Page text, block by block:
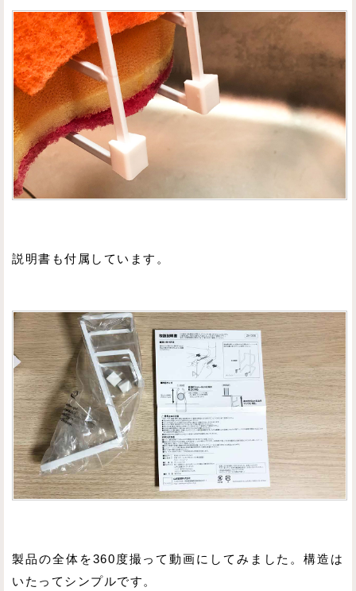
説明書も付属しています。
製品の全体を360度撮って動画にしてみました。構造は
いたってシンプルです。